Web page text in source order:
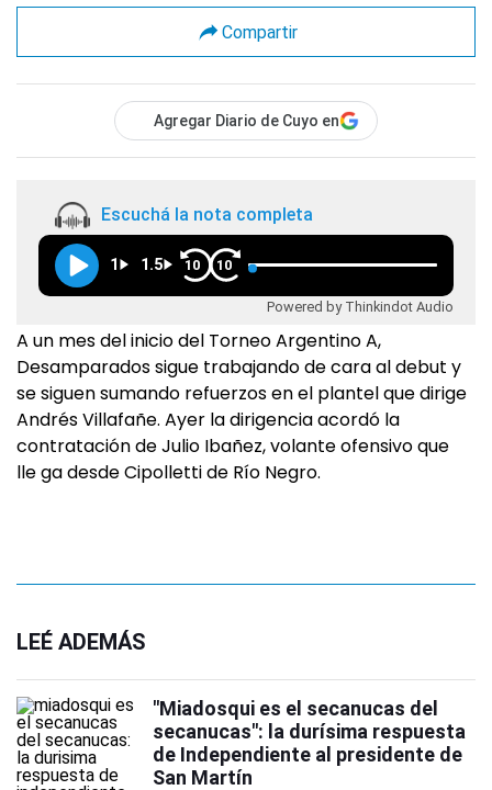
Compartir
Agregar Diario de Cuyo en
Escuchá la nota completa
1 1.5 10 10
Powered by Thinkindot Audio
A un mes del inicio del Torneo Argentino A,
Desamparados si­gue trabajando de cara al debut y
se siguen sumando refuerzos en el plantel que dirige
Andrés Villafañe. Ayer la dirigencia acordó la
contratación de Julio Ibañez, volante ofensivo que
lle­ ga desde Cipolletti de Río Negro.
LEÉ ADEMÁS
"Miadosqui es el secanucas del
secanucas": la durísima respuesta
de Independiente al presidente de
San Martín